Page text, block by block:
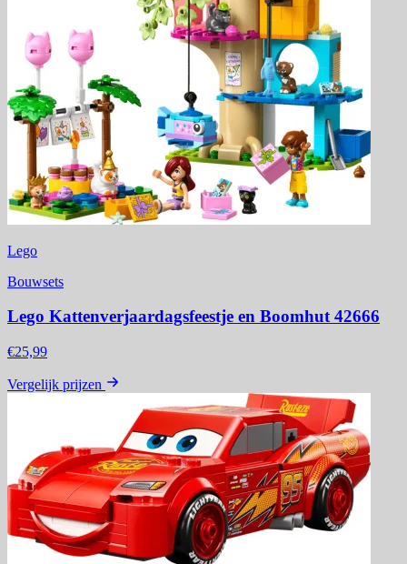
Lego
Bouwsets
Lego Kattenverjaardagsfeestje en Boomhut 42666
€25,99
Vergelijk prijzen